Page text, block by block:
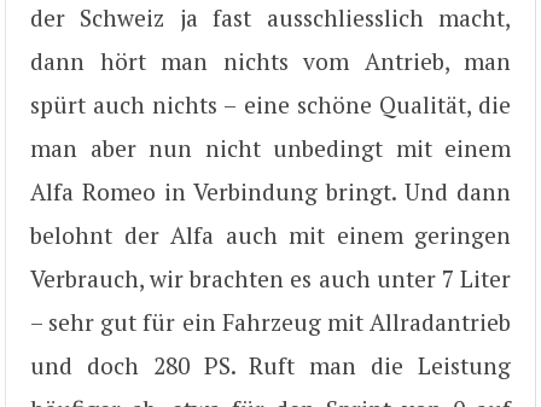
der Schweiz ja fast ausschliesslich macht,
dann hört man nichts vom Antrieb, man
spürt auch nichts – eine schöne Qualität, die
man aber nun nicht unbedingt mit einem
Alfa Romeo in Verbindung bringt. Und dann
belohnt der Alfa auch mit einem geringen
Verbrauch, wir brachten es auch unter 7 Liter
– sehr gut für ein Fahrzeug mit Allradantrieb
und doch 280 PS. Ruft man die Leistung